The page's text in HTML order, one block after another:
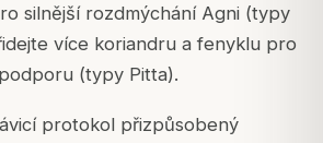
silnější rozdmýchání Agni (typy
více koriandru a fenyklu pro
(typy Pitta).
protokol přizpůsobený